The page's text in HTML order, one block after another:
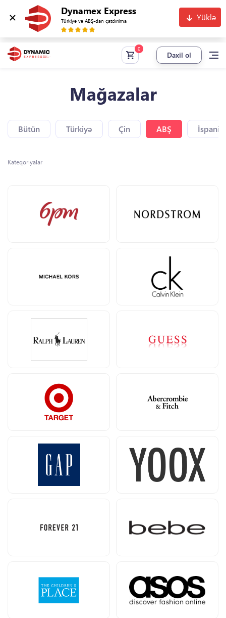
Dynamex Express
Türkiyə və ABŞ-dan çatdırılma Yüklə
Daxil ol
Mağazalar
Bütün Türkiyə Çin ABŞ
Kateqoriyalar